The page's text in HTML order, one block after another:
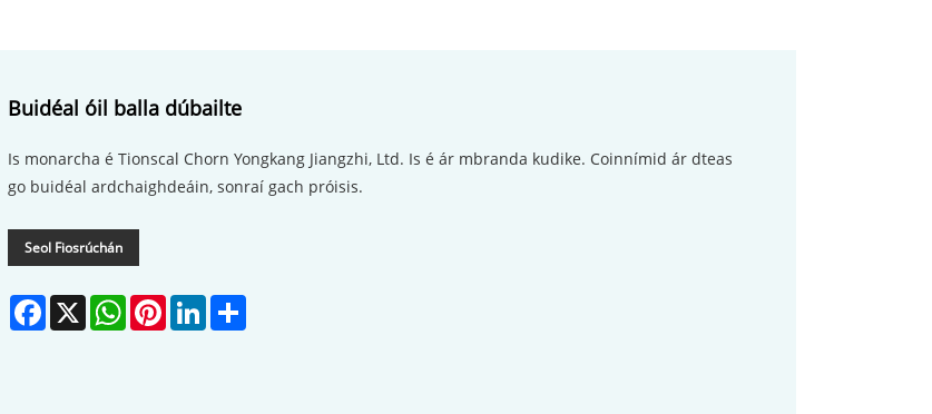
Buidéal óil balla dúbailte
Is monarcha é Tionscal Chorn Yongkang Jiangzhi, Ltd. Is é ár mbranda kudike. Coinnímid ár dteas
go buidéal ardchaighdeáin, sonraí gach próisis.
Seol Fiosrúchán
Facebook
X WhatsAppPinterestLinkedIn